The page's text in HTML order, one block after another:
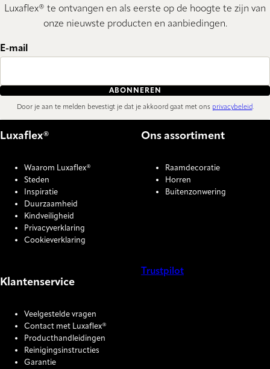
Luxaflex® te ontvangen en als eerste op de hoogte te zijn van
onze nieuwste producten en aanbiedingen.
E-mail
ABONNEREN
Door je aan te melden bevestigt je dat je akkoord gaat met ons privacybeleid.
Luxaflex®
Waarom Luxaflex®
Steden
Inspiratie
Duurzaamheid
Kindveiligheid
Privacyverklaring
Cookieverklaring
Ons assortiment
Raamdecoratie
Horren
Buitenzonwering
Klantenservice
Veelgestelde vragen
Contact met Luxaflex®
Producthandleidingen
Reinigingsinstructies
Garantie
Trustpilot